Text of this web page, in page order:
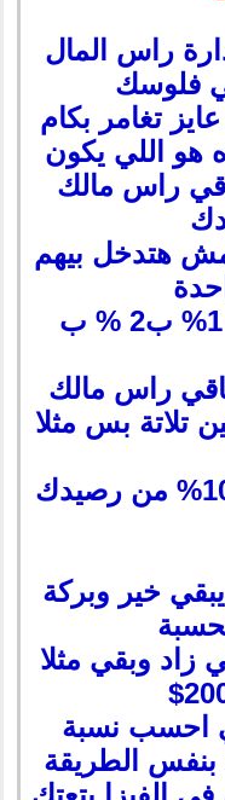
راس المال
فلوسك
تغامر بكام
هو اللي يكون
راس مالك
اكيد مش هتدخل بيهم
بفرض انت هتدخل ب 1% ب2 % ب
راس مالك
تلاتة بس مثلا
ده لو بفرض صفقتك ب10% من رصيدك
خير وبركة
زاد وبقي مثلا
احسب نسبة
بنفس الطريقة